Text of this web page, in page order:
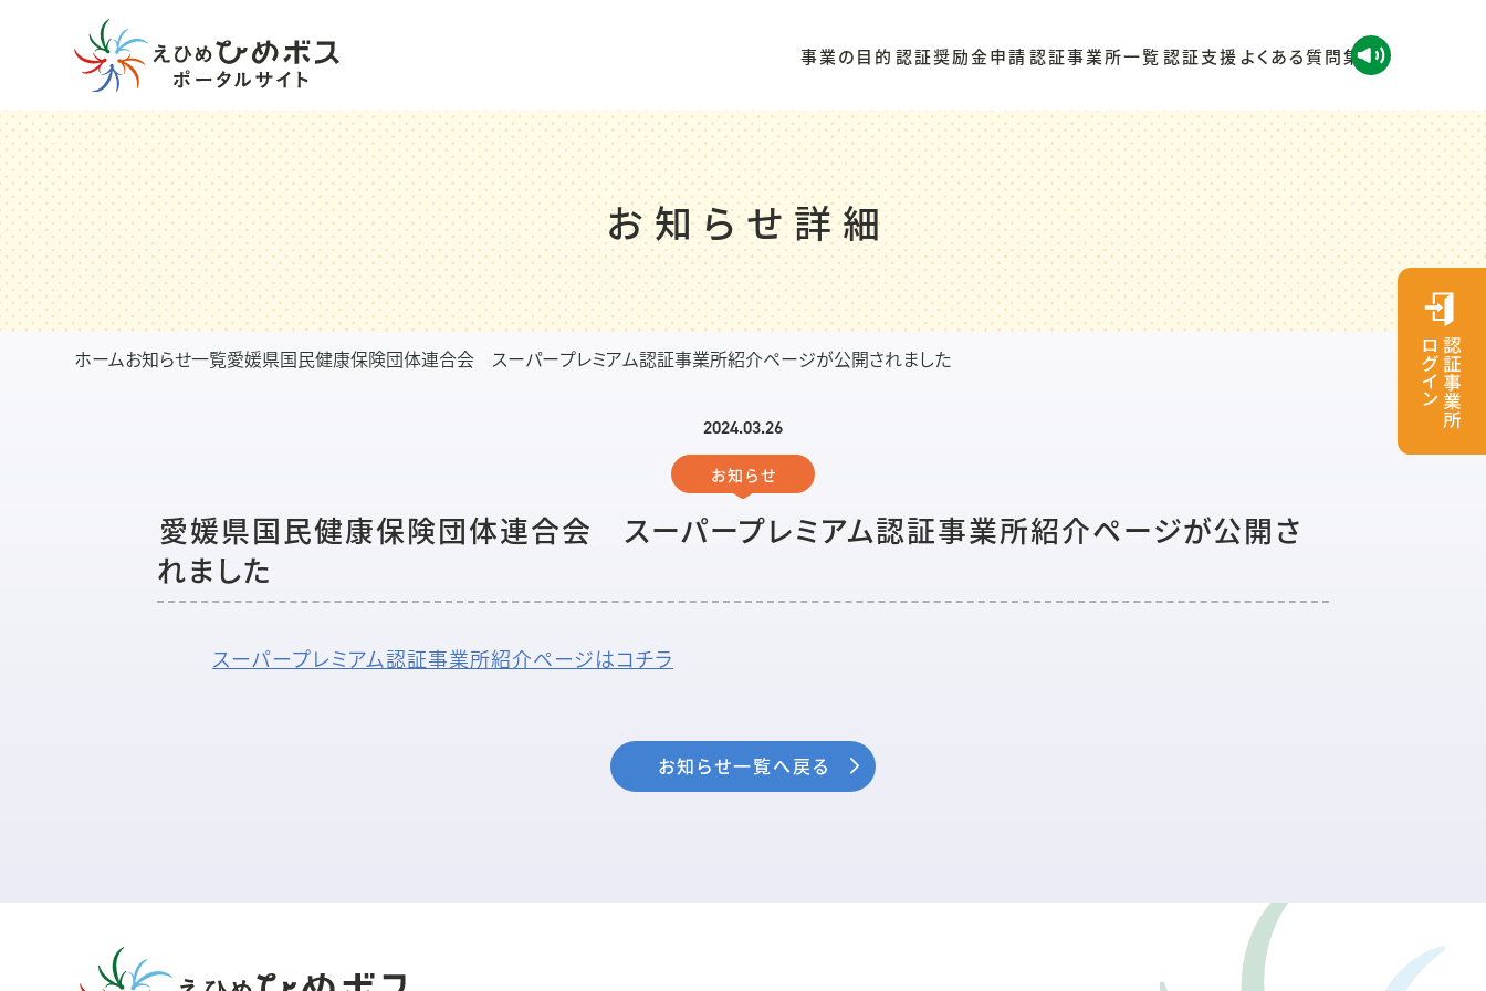
事業の目的 認証奨励金申請認証事業所一覧認証支援よくある質問集
お知らせ詳細
ホームお知らせ一覧愛媛県国民健康保険団体連合会 スーパープレミアム認証事業所紹介ページが公開されました
2024.03.26
お知らせ
愛媛県国民健康保険団体連合会 スーパープレミアム認証事業所紹介ページが公開さ
れました
スーパープレミアム認証事業所紹介ページはコチラ
お知らせ一覧へ戻る